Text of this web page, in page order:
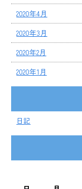
2020年4月
2020年3月
2020年2月
2020年1月
日記